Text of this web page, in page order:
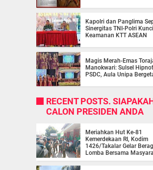
Kapolri dan Panglima
Sinergitas TNI-Polri
Keamanan KTT ASEAN
Magis Merah-Emas
Manokwari: Sulsel
PSDC, Aula Unipa
RECENT POSTS.
CALON PRESIDEN ANDA
Meriahkan Hut Ke-81
Kemerdekaan RI, Kodim
1426/Takalar Gelar
Lomba Bersama